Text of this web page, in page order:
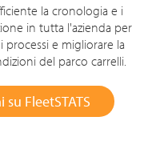
la cronologia e i
in tutta l'azienda per
e migliorare la
del parco carrelli.
FleetSTATS